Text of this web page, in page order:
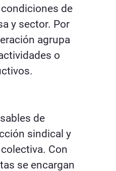
de
y sector. Por
agrupa
o
de
sindical y
Con
se encargan